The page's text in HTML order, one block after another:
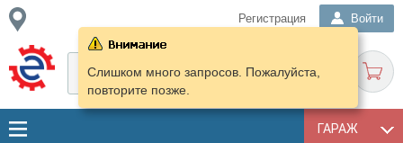
Регистрация Войти
ГАРАЖ
Слишком много запросов. Пожалуйста,
повторите позже.